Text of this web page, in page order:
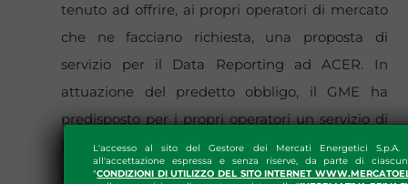
L'accesso al sito del Gestore dei Mercati Energetici S.p.A.
all'accettazione espressa e senza riserve, da parte di
"CONDIZIONI DI UTILIZZO DEL SITO INTERNET
tenuto ad offrire, ai propri operatori di mercato
che ne facciano richiesta, una proposta di
servizio per il Data Reporting ad ACER. In
attuazione del predetto obbligo, il GME ha
predisposto per i propri operatori un servizio di
Data Reporting verso ACER sviluppando una
apposita Piattaforma Data Reporting (PDR),